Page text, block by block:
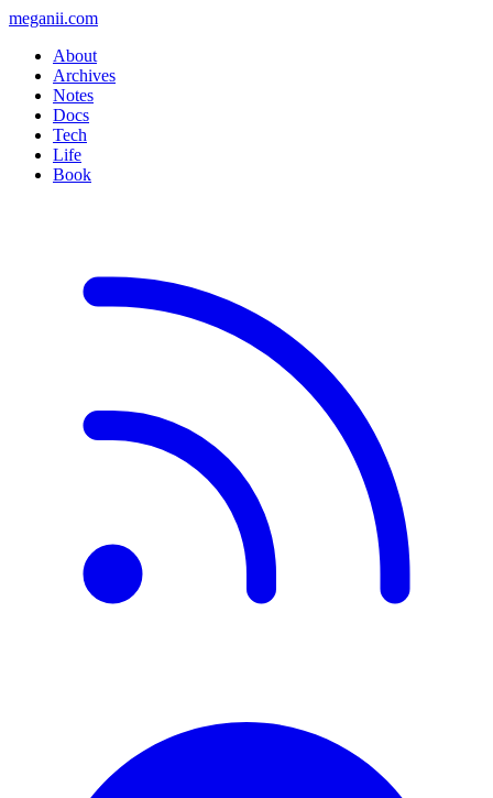
meganii.com
About
Archives
Notes
Docs
Tech
Life
Book